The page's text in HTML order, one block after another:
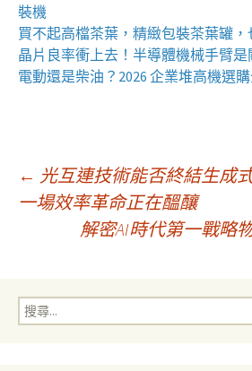
裝機
買不起高檔茶葉，精緻包裝茶葉罐
晶片良率衝上去！ 半導體機械手臂是
電動還是柴油？2026 企業堆高機選
文
導
← 光互連技術能否終結生成
一場效率革命正在醞釀
解密AI時代第一戰略
搜
尋